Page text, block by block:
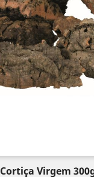
Cortiça Virgem